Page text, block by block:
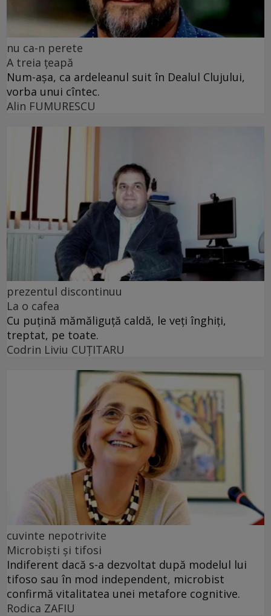
nu ca-n perete
A treia țeapă
Num-așa, ca ardeleanul suit în Dealul Clujului,
vorba unui cîntec.
Alin FUMURESCU
prezentul discontinuu
La o cafea
Cu puţină mămăliguţă caldă, le veţi înghiţi,
treptat, pe toate.
Codrin Liviu CUŢITARU
cuvinte nepotrivite
Microbiști și tifosi
Indiferent dacă s-a dezvoltat după modelul lui
tifoso sau în mod independent, microbist
confirmă vitalitatea unei metafore cognitive.
Rodica ZAFIU